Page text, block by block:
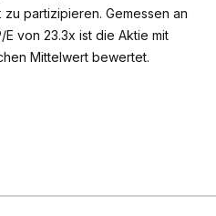
zu partizipieren. Gemessen an
von 23.3x ist die Aktie mit
Mittelwert bewertet.